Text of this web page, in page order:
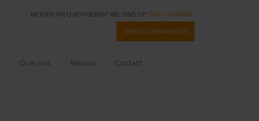
MOGEN WIJ U ADVISEREN? BEL ONS OP: 030 – 6340010
OFFERTE AANVRAGEN
Over ons Nieuws Contact